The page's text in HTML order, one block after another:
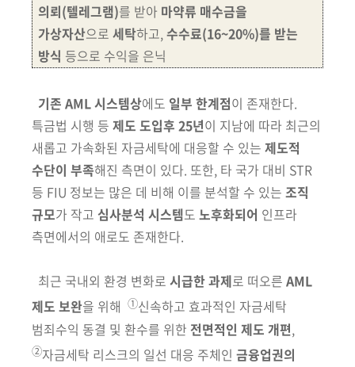
의뢰(텔레그램)를 받아 마약류 매수금을
가상자산으로 세탁하고,수수료(16~20%)를 받는
방식 등으로 수익을 은닉
기존 AML 시스템상에도 일부 한계점이 존재한다.
특금법 시행 등 제도 도입후 25년이 지남에 따라 최근의
새롭고 가속화된 자금세탁에 대응할 수 있는 제도적
수단이 부족해진 측면이 있다. 또한, 타 국가 대비 STR
등 FIU 정보는 많은 데 비해 이를 분석할 수 있는 조직
규모가 작고 심사분석 시스템도 노후화되어 인프라
측면에서의 애로도 존재한다.
최근 국내외 환경 변화로 시급한 과제로 떠오른 AML
제도 보완을 위해 ①신속하고 효과적인 자금세탁
범죄수익 동결 및 환수를 위한 전면적인 제도 개편,
②자금세탁 리스크의 일선 대응 주체인 금융업권의